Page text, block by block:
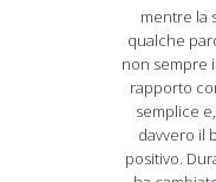
mentre la
qualche
non sempre
rapporto
semplice
davvero il
positivo.